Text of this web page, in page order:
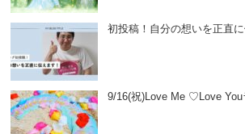
初投稿！自分の想いを正直に
9/16(祝)Love Me ♡Love You